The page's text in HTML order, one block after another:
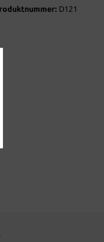
D121